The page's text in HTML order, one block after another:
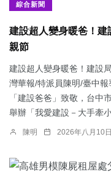
綜合新聞
建設超人變身暖爸！
親節
建設超人變身暖爸！建設
灣華報/特派員陳明/臺中
「建設爸爸」致敬，台中
舉辦「我愛建設－大手牽小
陳明 2026年八月10日